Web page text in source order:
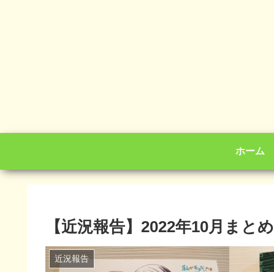
ホーム
【近況報告】2022年10月まとめ
近況報告